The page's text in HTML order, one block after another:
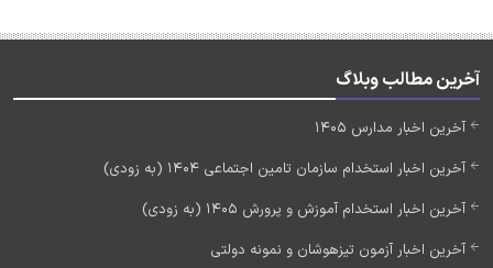
آخرین مطالب وبلاگ
آخرین اخبار مدارس 1405
آخرین اخبار استخدام سازمان تامین اجتماعی 1404 (به زودی)
آخرین اخبار استخدام آموزش و پرورش 1405 (به زودی)
آخرین اخبار آزمون تیزهوشان و نمونه دولتی